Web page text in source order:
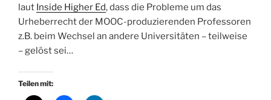
laut Inside Higher Ed, dass die Probleme um das
Urheberrecht der MOOC-produzierenden Professoren
z.B. beim Wechsel an andere Universitäten – teilweise
– gelöst sei…
Teilen mit: